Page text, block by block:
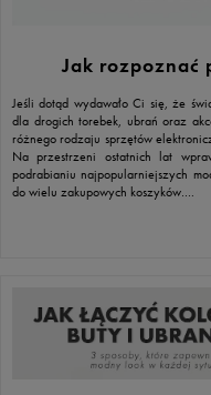
Jak rozpoznać
Jeśli dotąd wydawało Ci się, że
dla drogich torebek, ubrań oraz
różnego rodzaju sprzętów
Na przestrzeni ostatnich lat
podrabianiu najpopularniejszych
do wielu zakupowych koszyków….